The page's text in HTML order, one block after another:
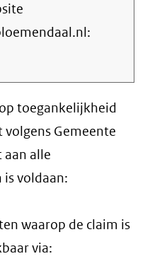
toegankelijkheid
Gemeente
aan alle
voldaan:
waarop de claim is
via: